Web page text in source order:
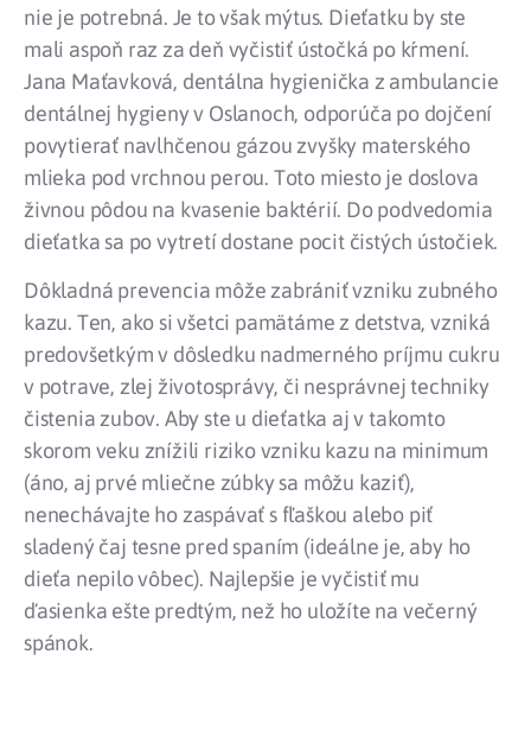
nie je potrebná. Je to však mýtus. Dieťatku by ste
mali aspoň raz za deň vyčistiť ústočká po kŕmení.
Jana Maťavková, dentálna hygienička z ambulancie
dentálnej hygieny v Oslanoch, odporúča po dojčení
povytierať navlhčenou gázou zvyšky materského
mlieka pod vrchnou perou. Toto miesto je doslova
živnou pôdou na kvasenie baktérií. Do podvedomia
dieťatka sa po vytretí dostane pocit čistých ústočiek.
Dôkladná prevencia môže zabrániť vzniku zubného
kazu. Ten, ako si všetci pamätáme z detstva, vzniká
predovšetkým v dôsledku nadmerného príjmu cukru
v potrave, zlej životosprávy, či nesprávnej techniky
čistenia zubov. Aby ste u dieťatka aj v takomto
skorom veku znížili riziko vzniku kazu na minimum
(áno, aj prvé mliečne zúbky sa môžu kaziť),
nenechávajte ho zaspávať s fľaškou alebo piť
sladený čaj tesne pred spaním (ideálne je, aby ho
dieťa nepilo vôbec). Najlepšie je vyčistiť mu
ďasienka ešte predtým, než ho uložíte na večerný
spánok.